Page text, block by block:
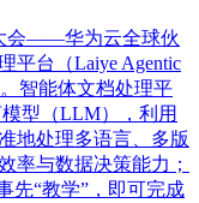
会——华为云全球伙
平台（Laiye Agentic
。智能体文档处理平
型（LLM），利用
地处理多语言、多版
率与数据决策能力；
先“教学”，即可完成